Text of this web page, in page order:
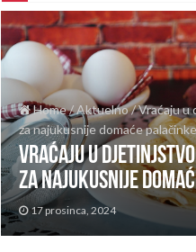
Home/Aktuelno/Vraćaju u
za najukusnije domaće
Vraćaju u
za najukusnije
17 prosinca, 2024